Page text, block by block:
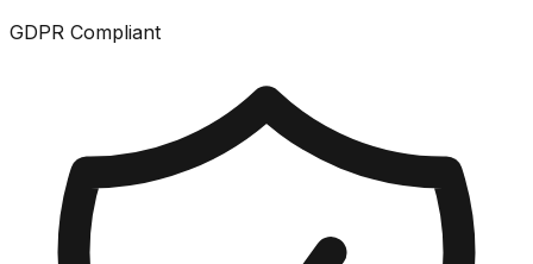
GDPR Compliant